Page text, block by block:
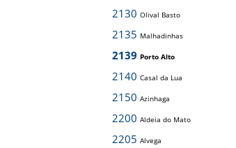
2130 Olival Basto
2135 Malhadinhas
2139 Porto Alto
2140 Casal da Lua
2150 Azinhaga
2200 Aldeia do Mato
2205 Alvega